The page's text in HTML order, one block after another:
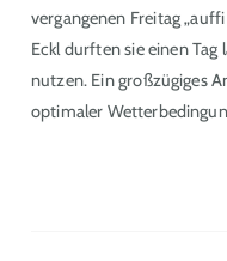
vergangenen Freitag
Eckl durften sie einen
nutzen. Ein großzügiges
optimaler